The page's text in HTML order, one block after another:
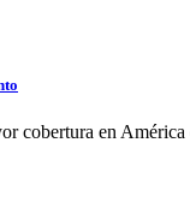
cobertura en